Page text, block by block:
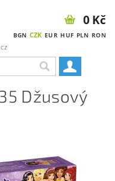
BGN CZK EUR HUF PLN RON
0 Kč
Džusový